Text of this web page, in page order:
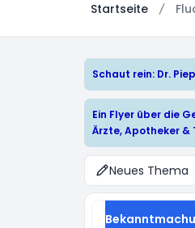
Startseite
Schaut rein: Dr.
Ein Flyer über die
Ärzte, Apotheker &
Neues Thema